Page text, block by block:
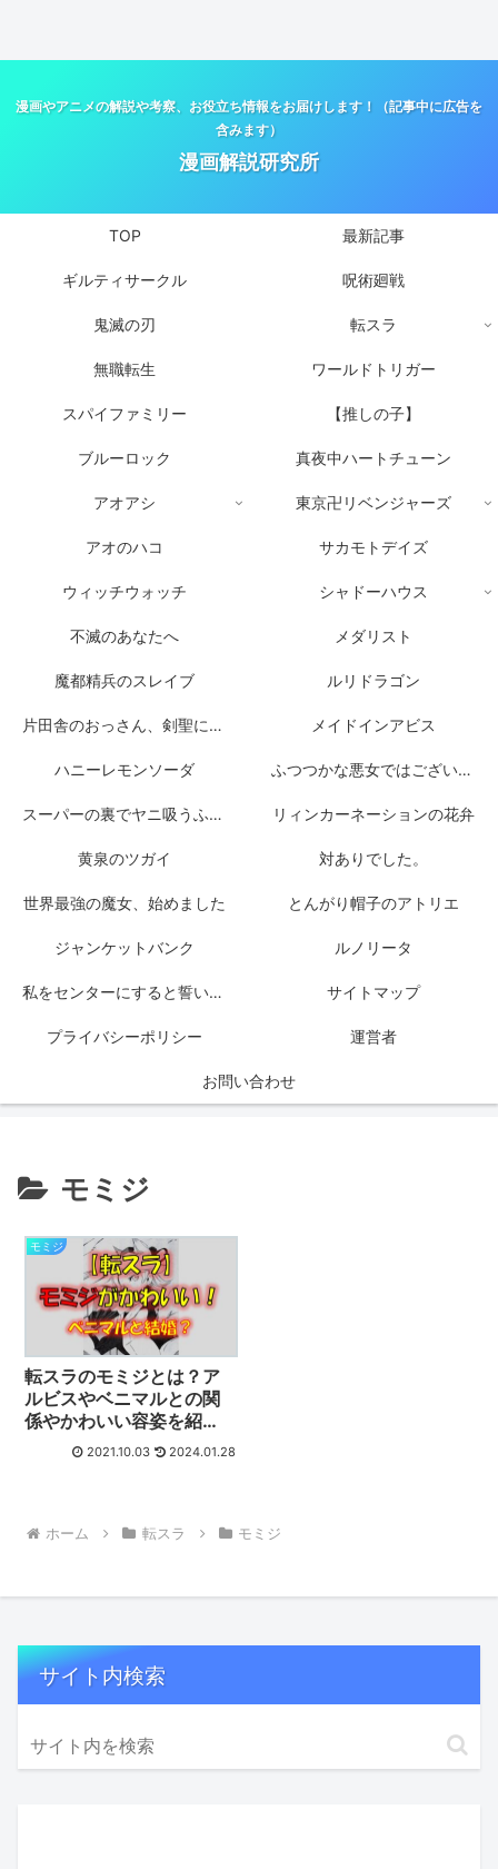
漫画やアニメの解説や考察、お役立ち情報をお届けします！（記事中に広告を
含みます）
漫画解説研究所
TOP 最新記事
ギルティサークル 呪術廻戦
鬼滅の刃 転スラ
無職転生 ワールドトリガー
スパイファミリー 【推しの子】
ブルーロック 真夜中ハートチューン
アオアシ 東京卍リベンジャーズ
アオのハコ サカモトデイズ
ウィッチウォッチ シャドーハウス
不滅のあなたへ メダリスト
魔都精兵のスレイブ ルリドラゴン
片田舎のおっさん、剣聖になる メイドインアビス
ハニーレモンソーダ ふつつかな悪女ではございますが
スーパーの裏でヤニ吸うふたり リィンカーネーションの花弁
黄泉のツガイ 対ありでした。
世界最強の魔女、始めました とんがり帽子のアトリエ
ジャンケットバンク ルノリータ
私をセンターにすると誓いますか？ サイトマップ
プライバシーポリシー 運営者
お問い合わせ
モミジ
モミジ
転スラのモミジとは？ア
ルビスやベニマルとの関
係やかわいい容姿を紹
2021.10.03 2024.01.28
ホーム 転スラ モミジ
サイト内検索